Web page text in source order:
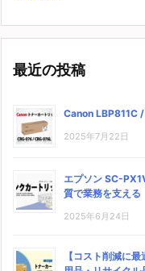
最近の投稿
Canon LBP811C
2025年7月22日
エプソン SC-
質で業務を支える
2025年6月24日
【コスト削減に